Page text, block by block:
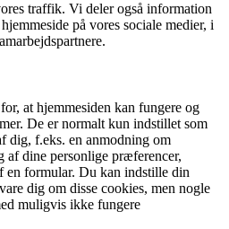
traffik. Vi deler også information
på vores sociale medier, i
at hjemmesiden kan fungere og
De er normalt kun indstillet som
dig, f.eks. en anmodning om
af dine personlige præferencer,
formular. Du kan indstille din
dig om disse cookies, men nogle
muligvis ikke fungere